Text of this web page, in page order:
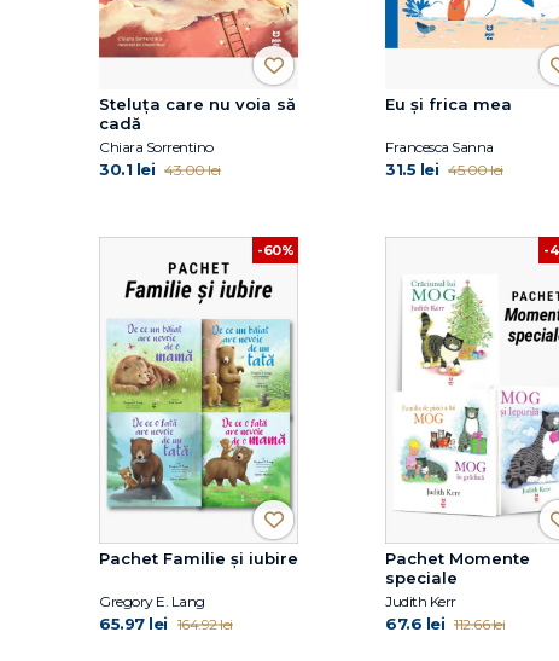
Steluța care nu voia să
cadă
Chiara Sorrentino
30.1 lei 43.00 lei
Eu și frica mea
Francesca Sanna
31.5 lei 45.00 lei
-60%
Pachet Familie și iubire
Gregory E. Lang
65.97 lei 164.92 lei
-
Pachet Momente
speciale
Judith Kerr
67.6 lei 112.66 lei